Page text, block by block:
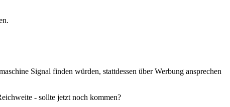
Signal finden würden, stattdessen über Werbung ansprechen
- sollte jetzt noch kommen?